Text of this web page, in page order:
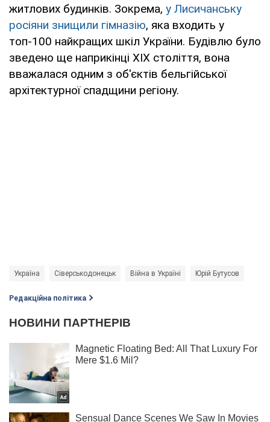
житлових будинків. Зокрема, у Лисичанську
росіяни знищили гімназію, яка входить у
топ-100 найкращих шкіл України. Будівлю було
зведено ще наприкінці ХІХ століття, вона
вважалася одним з об'єктів бельгійської
архітектурної спадщини регіону.
Україна Сіверськодонецьк Війна в Україні Юрій Бутусов
Редакційна політика